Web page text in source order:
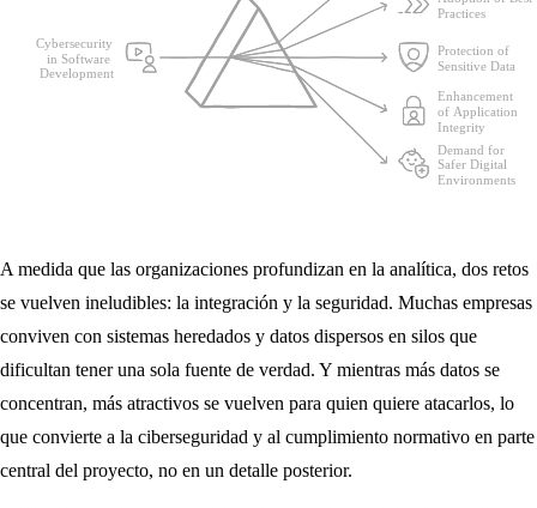
A medida que las organizaciones profundizan en la analítica, dos retos
se vuelven ineludibles: la integración y la seguridad. Muchas empresas
conviven con sistemas heredados y datos dispersos en silos que
dificultan tener una sola fuente de verdad. Y mientras más datos se
concentran, más atractivos se vuelven para quien quiere atacarlos, lo
que convierte a la ciberseguridad y al cumplimiento normativo en parte
central del proyecto, no en un detalle posterior.